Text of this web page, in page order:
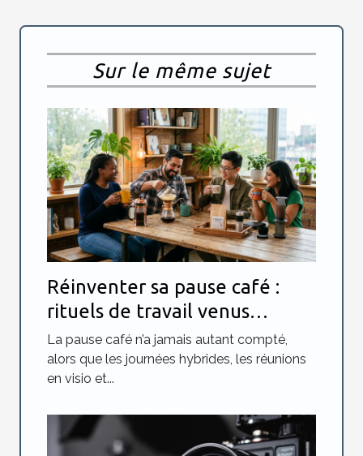
Sur le même sujet
Réinventer sa pause café :
rituels de travail venus
d’ailleurs à essayer
La pause café n’a jamais autant compté,
alors que les journées hybrides, les réunions
en visio et...